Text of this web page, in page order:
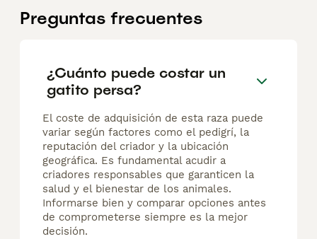
Preguntas frecuentes
¿Cuánto puede costar un
gatito persa?
El coste de adquisición de esta raza puede
variar según factores como el pedigrí, la
reputación del criador y la ubicación
geográfica. Es fundamental acudir a
criadores responsables que garanticen la
salud y el bienestar de los animales.
Informarse bien y comparar opciones antes
de comprometerse siempre es la mejor
decisión.